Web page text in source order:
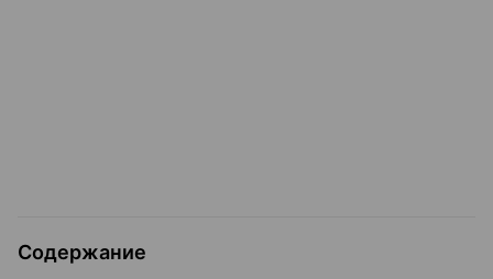
Содержание